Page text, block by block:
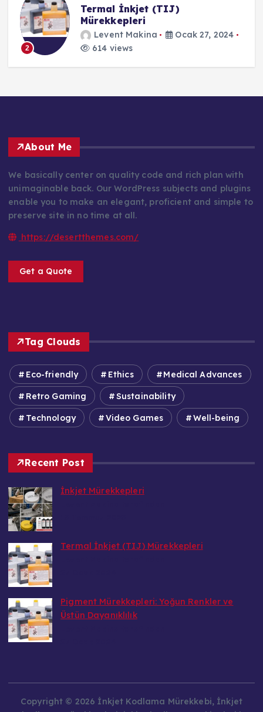
2
Termal İnkjet (TIJ)
Mürekkepleri
Levent Makina
Ocak 27, 2024
614 views
About Me
We basically center on quality code and rich plan with
unimaginable back. Our WordPress subjects and plugins
enable you to make an elegant, proficient and simple to
preserve site in no time at all.
https://desertthemes.com/
Get a Quote
Tag Clouds
Eco-friendly Ethics Medical Advances
Retro Gaming Sustainability
Technology Video Games Well-being
Recent Post
İnkjet Mürekkepleri
Termal İnkjet (TIJ) Mürekkepleri
Pigment Mürekkepleri: Yoğun Renkler ve
Üstün Dayanıklılık
Copyright © 2026 İnkjet Kodlama Mürekkebi, İnkjet